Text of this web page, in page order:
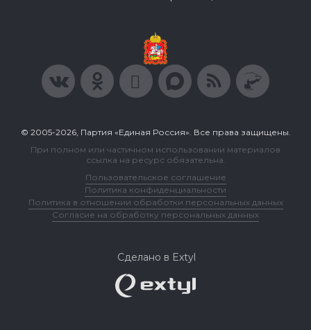
© 2005-2026, Партия «Единая Россия». Все права защищены.
При полном или частичном использовании материалов
ссылка на ресурс обязательна.
Пользовательское соглашение
Политика конфиденциальности
Политика в отношении обработки персональных данных
Согласие на обработку персональных данных
Сделано в Extyl